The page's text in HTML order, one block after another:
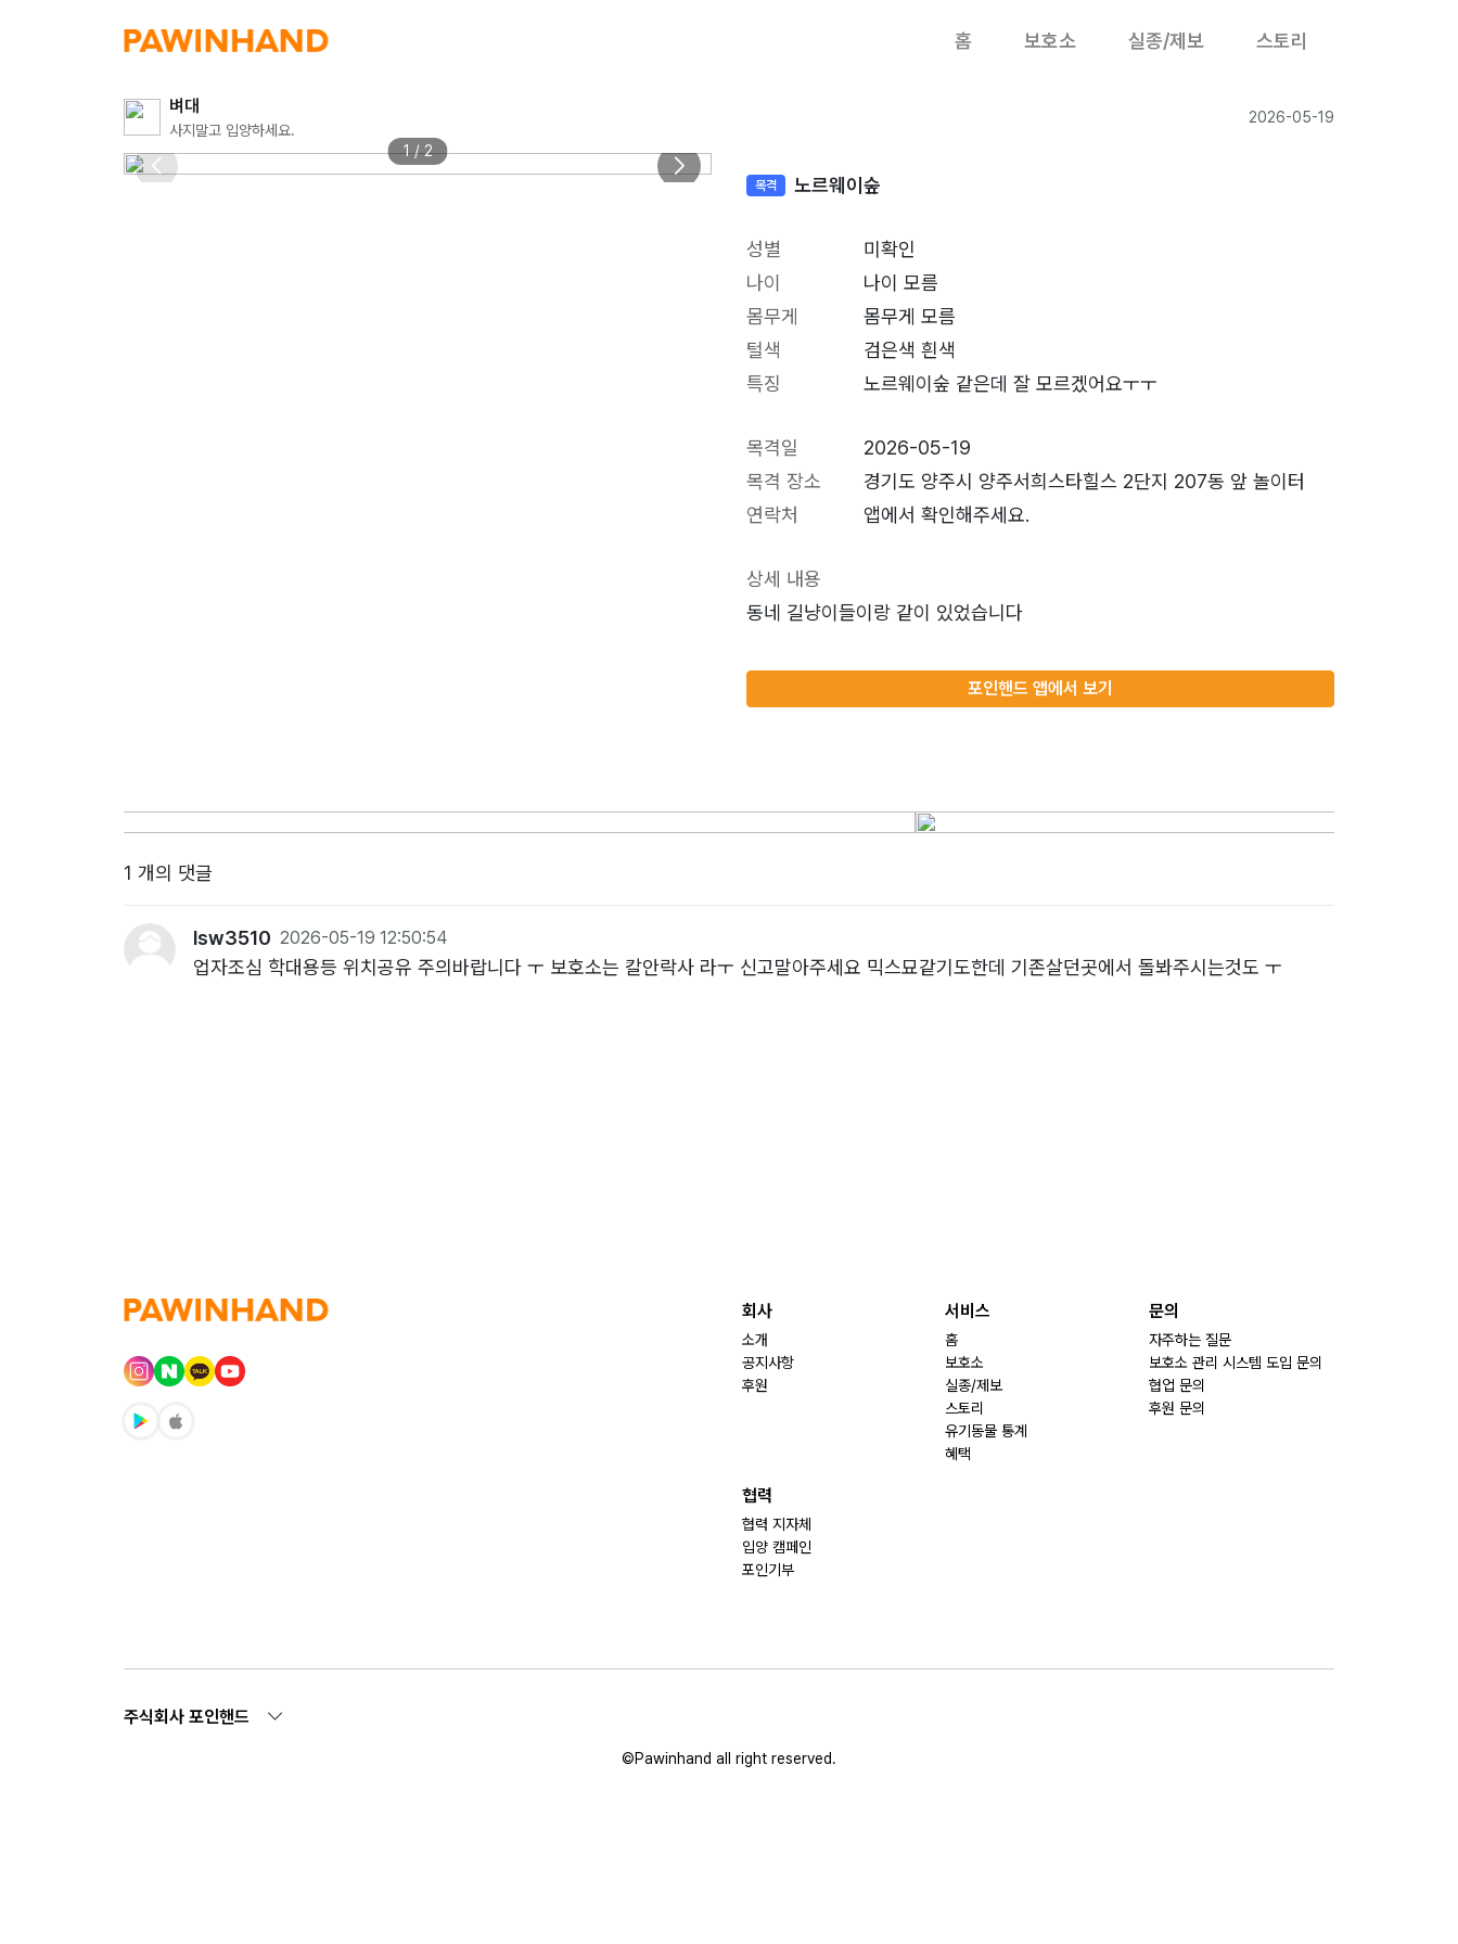
홈 보호소 실종/제보 스토리
벼대
사지말고 입양하세요.
2026-05-19
1 / 2
목격 노르웨이숲
성별
미확인
나이
나이 모름
몸무게
몸무게 모름
털색
검은색 흰색
특징
노르웨이숲 같은데 잘 모르겠어요ㅜㅜ
목격일
2026-05-19
목격 장소
경기도 양주시 양주서희스타힐스 2단지 207동 앞 놀이터
연락처
앱에서 확인해주세요.
상세 내용
동네 길냥이들이랑 같이 있었습니다
포인핸드 앱에서 보기
1 개의 댓글
lsw3510 2026-05-19 12:50:54
업자조심 학대용등 위치공유 주의바랍니다 ㅜ 보호소는 칼안락사 라ㅜ 신고말아주세요 믹스묘같기도한데 기존살던곳에서 돌봐주시는것도 ㅜ
회사
소개
공지사항
후원
서비스
홈
보호소
실종/제보
스토리
유기동물 통계
혜택
문의
자주하는 질문
보호소 관리 시스템 도입 문의
협업 문의
후원 문의
협력
협력 지자체
입양 캠페인
포인기부
주식회사 포인핸드
©Pawinhand all right reserved.